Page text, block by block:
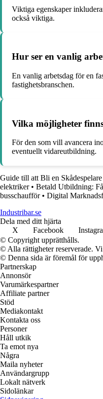
Viktiga egenskaper
också viktiga.
Hur ser en vanlig
En vanlig arbetsdag för en
fastighetsbranschen.
Vilka möjligheter
För den som vill avancera
eventuellt vidareutbildning.
Guide till att Bli en
elektriker• Betald Utbildning:
busschaufför• Digital
Industribar.se
Dela med ditt hjärta
X
Facebook
© Copyright upprätthålls.
© Alla rättigheter reserverade.
© Denna sida är föremål för
Partnerskap
Annonsör
Varumärkespartner
Affiliate partner
Stöd
Mediakontakt
Kontakta oss
Personer
Håll utkik
Ta emot nya
Några
Maila nyheter
Användargrupp
Lokalt nätverk
Sidolänkar